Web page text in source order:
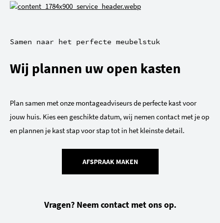
Samen naar het perfecte meubelstuk
Wij plannen uw open kasten
Plan samen met onze montageadviseurs de perfecte kast voor
jouw huis. Kies een geschikte datum, wij nemen contact met je op
en plannen je kast stap voor stap tot in het kleinste detail.
AFSPRAAK MAKEN
Vragen? Neem contact met ons op.